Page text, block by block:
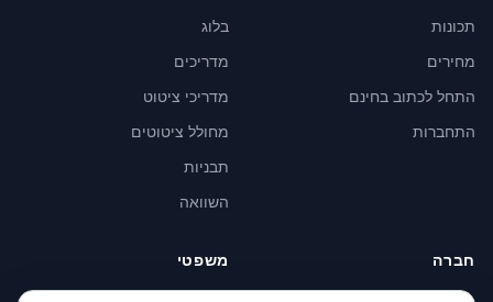
תכונות
מחירים
התחל לכתוב בחינם
התחברות
בלוג
מדריכים
מדריכי ציטוט
מחולל ציטוטים
תבניות
השוואה
חברה משפטי